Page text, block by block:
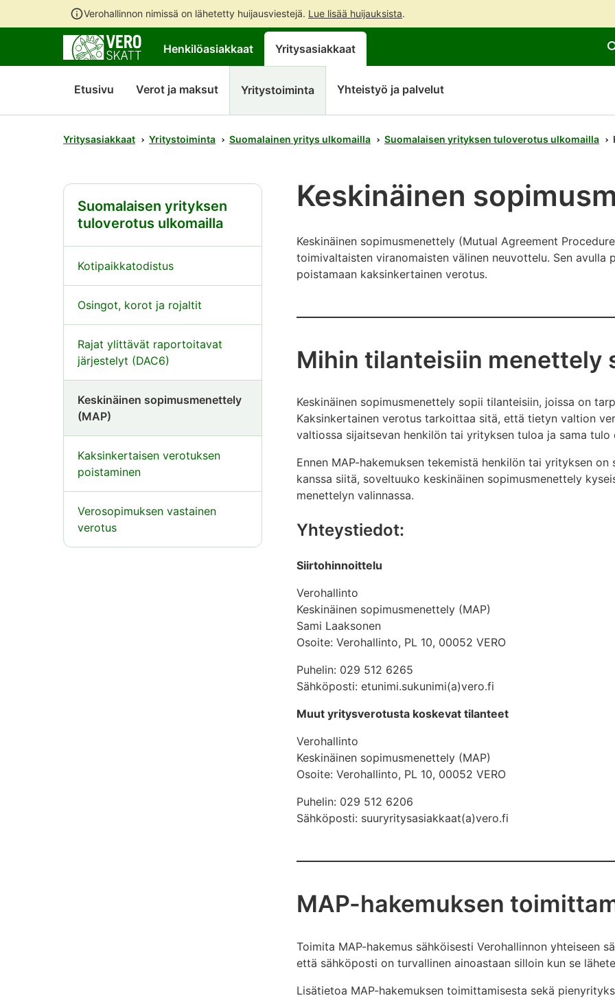
Verohallinnon nimissä on lähetetty huijausviestejä. Lue lisää huijauksista.
sisältöön
sivuston
Henkilöasiakkaat Yritysasiakkaat
Etusivu Verot ja maksut Yritystoiminta Yhteistyö ja palvelut
Yritysasiakkaat Yritystoiminta Suomalainen yritys ulkomailla Suomalaisen yrityksen tuloverotus ulkomailla
Suomalaisen yrityksen
tuloverotus ulkomailla
Kotipaikkatodistus
Osingot, korot ja rojaltit
Rajat ylittävät raportoitavat
järjestelyt (DAC6)
Keskinäinen sopimusmenettely
(MAP)
Kaksinkertaisen verotuksen
poistaminen
Verosopimuksen vastainen
verotus
Keskinäinen
Keskinäinen sopimusmenettely (Mutual Agreement
toimivaltaisten viranomaisten välinen neuvottelu. Sen avulla
poistamaan kaksinkertainen verotus.
Mihin tilanteisiin menettely
Keskinäinen sopimusmenettely sopii tilanteisiin, joissa on
Kaksinkertainen verotus tarkoittaa sitä, että tietyn valtion
valtiossa sijaitsevan henkilön tai yrityksen tuloa ja sama
Ennen MAP-hakemuksen tekemistä henkilön tai yrityksen
kanssa siitä, soveltuuko keskinäinen sopimusmenettely
menettelyn valinnassa.
Yhteystiedot:
Siirtohinnoittelu
Verohallinto
Keskinäinen sopimusmenettely (MAP)
Sami Laaksonen
Osoite: Verohallinto, PL 10, 00052 VERO
Puhelin: 029 512 6265
Sähköposti: etunimi.sukunimi(a)vero.fi
Muut yritysverotusta koskevat tilanteet
Verohallinto
Keskinäinen sopimusmenettely (MAP)
Osoite: Verohallinto, PL 10, 00052 VERO
Puhelin: 029 512 6206
Sähköposti: suuryritysasiakkaat(a)vero.fi
MAP-hakemuksen
Toimita MAP-hakemus sähköisesti Verohallinnon yhteiseen
että sähköposti on turvallinen ainoastaan silloin kun se
Lisätietoa MAP-hakemuksen toimittamisesta sekä